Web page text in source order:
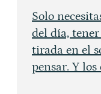
Solo
del día,
tirada en el
pensar. Y